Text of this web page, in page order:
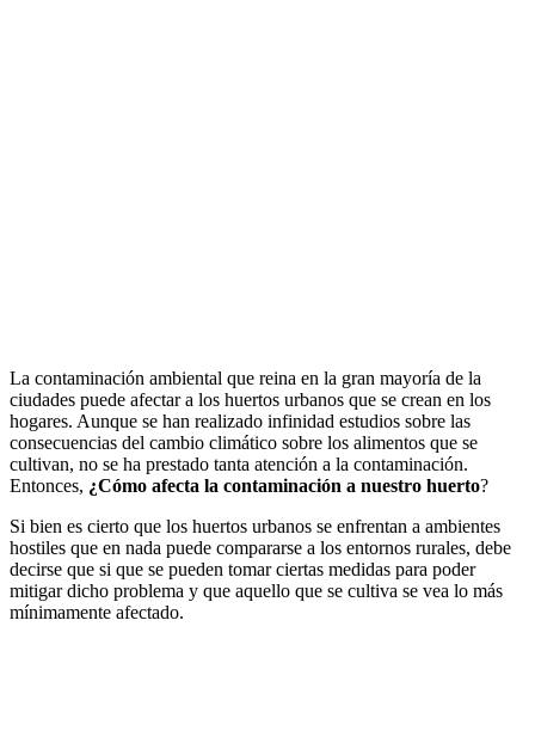
La contaminación ambiental que reina en la gran mayoría de la
ciudades puede afectar a los huertos urbanos que se crean en los
hogares. Aunque se han realizado infinidad estudios sobre las
consecuencias del cambio climático sobre los alimentos que se
cultivan, no se ha prestado tanta atención a la contaminación.
Entonces, ¿Cómo afecta la contaminación a nuestro huerto?
Si bien es cierto que los huertos urbanos se enfrentan a ambientes
hostiles que en nada puede compararse a los entornos rurales, debe
decirse que si que se pueden tomar ciertas medidas para poder
mitigar dicho problema y que aquello que se cultiva se vea lo más
mínimamente afectado.